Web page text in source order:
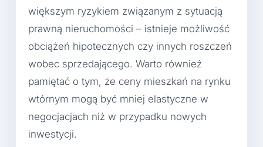
większym ryzykiem związanym z sytuacją
prawną nieruchomości – istnieje możliwość
obciążeń hipotecznych czy innych roszczeń
wobec sprzedającego. Warto również
pamiętać o tym, że ceny mieszkań na rynku
wtórnym mogą być mniej elastyczne w
negocjacjach niż w przypadku nowych
inwestycji.